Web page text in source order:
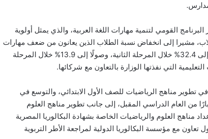
القومي لتنمية مهارات اللغة العربية، والذي يمثل أولوية
مشيرا إلى انخفاض نسبة الطلاب الذين يعانون من ضعف مهارات
القراءة والكتابة من 45.5% خلال المرحلة الأولى إلى 32.4% خلال المرحلة الثانية، وصولًا إلى 13.9% خلال المرحلة
التي نفذتها الوزارة بالتعاون مع شركائها.
في تطوير مناهج الرياضيات للصف الأول الابتدائي، والتوسع في
من العام الدراسي المقبل، إلى جانب تطوير مناهج العلوم
مناهج العلوم والرياضيات الخاصة بشهادة البكالوريا المصرية
تعاون مع مؤسسة البكالوريا الدولية لمراجعة الأطر التربوية